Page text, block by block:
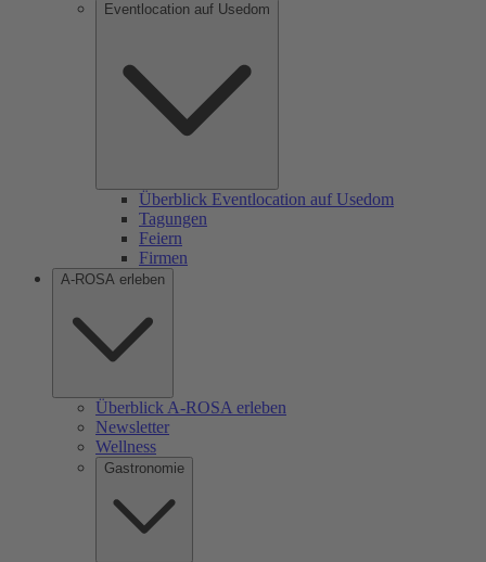
Eventlocation auf Usedom
Überblick Eventlocation auf Usedom
Tagungen
Feiern
Firmen
A-ROSA erleben
Überblick A-ROSA erleben
Newsletter
Wellness
Gastronomie